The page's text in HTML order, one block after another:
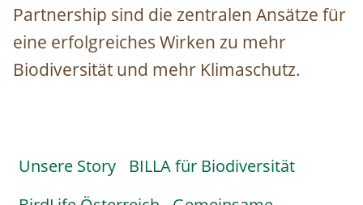
Partnership sind die zentralen Ansätze für
eine erfolgreiches Wirken zu mehr
Biodiversität und mehr Klimaschutz.
Über
Unsere Story
BILLA für Biodiversität